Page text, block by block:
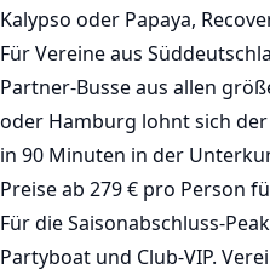
Kalypso oder Papaya,
Für Vereine aus
Partner-Busse aus allen
oder Hamburg lohnt sich
in 90 Minuten in der
Preise ab 279 € pro Person
Für die Saisonabschluss-
Partyboat und Club-VIP.